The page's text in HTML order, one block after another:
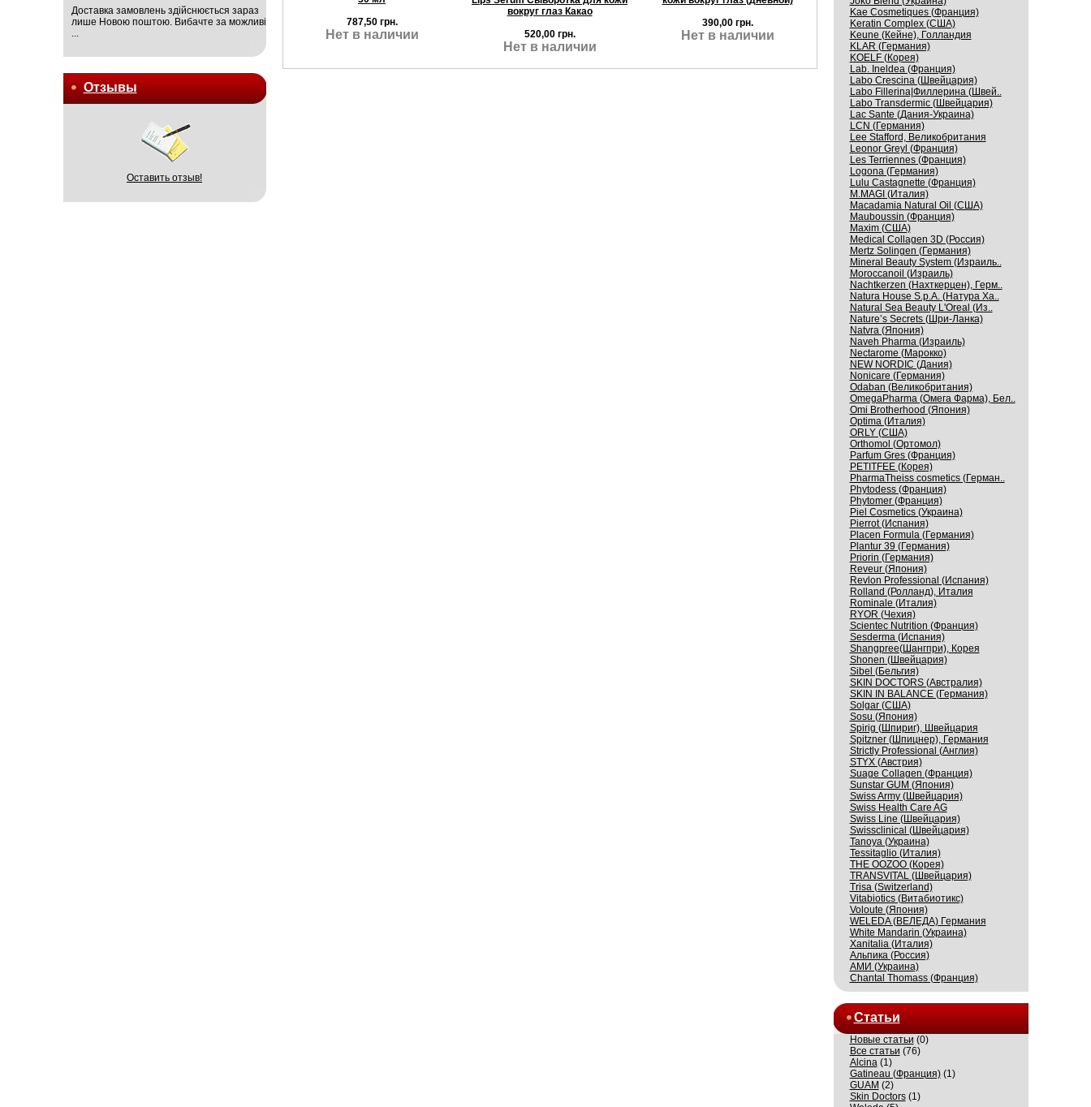
Доставка замовлень здійснюється зараз
лише Новою поштою. Вибачте за можливі
...
Отзывы
Оставить отзыв!
787,50 грн.
Нет в наличии
вокруг глаз Какао
520,00 грн.
Нет в наличии
390,00 грн.
Нет в наличии
Kaе Cosmеtiques (Франция)
Keratin Complex (США)
Keune (Кейне), Голландия
KLAR (Германия)
KOELF (Корея)
Lab. Ineldea (Франция)
Labo Crescina (Швейцария)
Labo Fillerina|Филлерина (Швей..
Labo Transdermic (Швейцария)
Lac Sante (Дания-Украина)
LCN (Германия)
Lee Stafford, Великобритания
Leonor Greyl (Франция)
Les Terriennes (Франция)
Logona (Германия)
Lulu Castagnette (Франция)
M.MAGI (Италия)
Macadamia Natural Oil (США)
Mauboussin (Франция)
Maxim (США)
Medical Collagen 3D (Россия)
Mertz Solingen (Германия)
Mineral Beauty System (Израиль..
Moroccanoil (Израиль)
Nachtkerzen (Нахткерцен), Герм..
Natura House S.p.A. (Натура Ха..
Natural Sea Beauty L'Oreal (Из..
Nature’s Secrets (Шри-Ланка)
Natvra (Япония)
Naveh Pharma (Израиль)
Nectarome (Марокко)
NEW NORDIC (Дания)
Nonicare (Германия)
Odaban (Великобритания)
OmegaPharma (Омега Фарма), Бел..
Omi Brotherhood (Япония)
Optima (Италия)
ORLY (США)
Orthomol (Ортомол)
Parfum Gres (Франция)
PETITFEE (Корея)
PharmaTheiss cosmetics (Герман..
Phytodess (Франция)
Phytomer (Франция)
Piel Cosmetics (Украина)
Pierrot (Испания)
Placen Formula (Германия)
Plantur 39 (Германия)
Priorin (Германия)
Reveur (Япония)
Revlon Professional (Испания)
Rolland (Ролланд), Италия
Rominale (Италия)
RYOR (Чехия)
Scientec Nutrition (Франция)
Sesderma (Испания)
Shangpree(Шангпри), Корея
Shonen (Швейцария)
Sibel (Бельгия)
SKIN DOCTORS (Австралия)
SKIN IN BALANCE (Германия)
Solgar (США)
Sosu (Япония)
Spirig (Шпириг), Швейцария
Spitzner (Шпицнер), Германия
Strictly Professional (Англия)
STYX (Австрия)
Suage Collagen (Франция)
Sunstar GUM (Япония)
Swiss Army (Швейцария)
Swiss Health Care AG
Swiss Line (Швейцария)
Swissсlinical (Швейцария)
Tanoya (Украина)
Tessitaglio (Италия)
THE OOZOO (Корея)
TRANSVITAL (Швейцария)
Trisa (Switzerland)
Vitabiotics (Витабиотикс)
Voloute (Япония)
WELEDA (ВЕЛЕДА) Германия
White Mandarin (Украина)
Xanitalia (Италия)
Альпика (Россия)
АМИ (Украина)
Сhantal Thomass (Франция)
Статьи
Новые статьи (0)
Все статьи (76)
Alcina(1)
Gatineau (Франция)(1)
GUAM (2)
Skin Doctors(1)